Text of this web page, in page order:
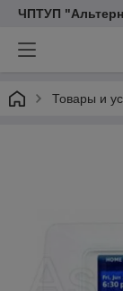
ЧПТУП
Товары и